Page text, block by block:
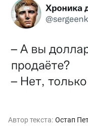
Автор текста: Остап